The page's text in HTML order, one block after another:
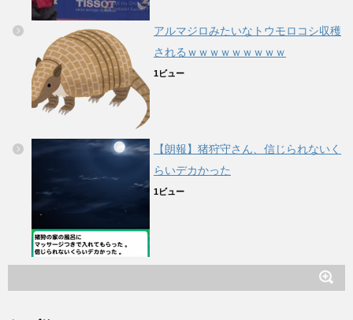
アルマジロみたいなトウモロコシ収穫
されるｗｗｗｗｗｗｗｗｗ
1ビュー
【朗報】猪狩守さん、信じられないく
らいデカかった
1ビュー